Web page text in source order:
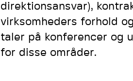
direktionsansvar),
virksomheders forhold
taler på konferencer og
for disse områder.